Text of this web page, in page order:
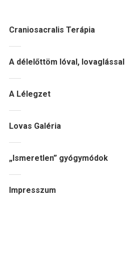
Craniosacralis Terápia
A délelőttöm lóval, lovaglással
A Lélegzet
Lovas Galéria
„Ismeretlen” gyógymódok
Impresszum